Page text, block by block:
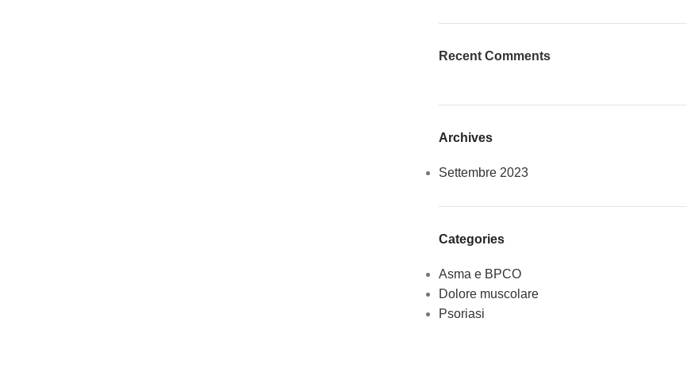
Recent Comments
Archives
Settembre 2023
Categories
Asma e BPCO
Dolore muscolare
Psoriasi